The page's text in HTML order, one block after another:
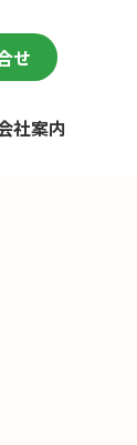
せ
社案内